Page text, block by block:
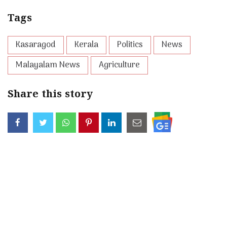
Tags
Kasaragod Kerala Politics
News
Malayalam News
Agriculture
Share this story